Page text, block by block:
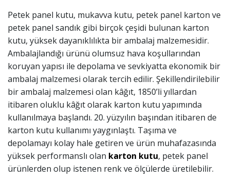
Petek panel kutu, mukavva kutu, petek panel karton ve
petek panel sandık gibi birçok çeşidi bulunan karton
kutu, yüksek dayanıklılıkta bir ambalaj malzemesidir.
Ambalajlandığı ürünü olumsuz hava koşullarından
koruyan yapısı ile depolama ve sevkiyatta ekonomik bir
ambalaj malzemesi olarak tercih edilir. Şekillendirilebilir
bir ambalaj malzemesi olan kâğıt, 1850’li yıllardan
itibaren oluklu kâğıt olarak karton kutu yapımında
kullanılmaya başlandı. 20. yüzyılın başından itibaren de
karton kutu kullanımı yaygınlaştı. Taşıma ve
depolamayı kolay hale getiren ve ürün muhafazasında
yüksek performanslı olan karton kutu, petek panel
ürünlerden olup istenen renk ve ölçülerde üretilebilir.